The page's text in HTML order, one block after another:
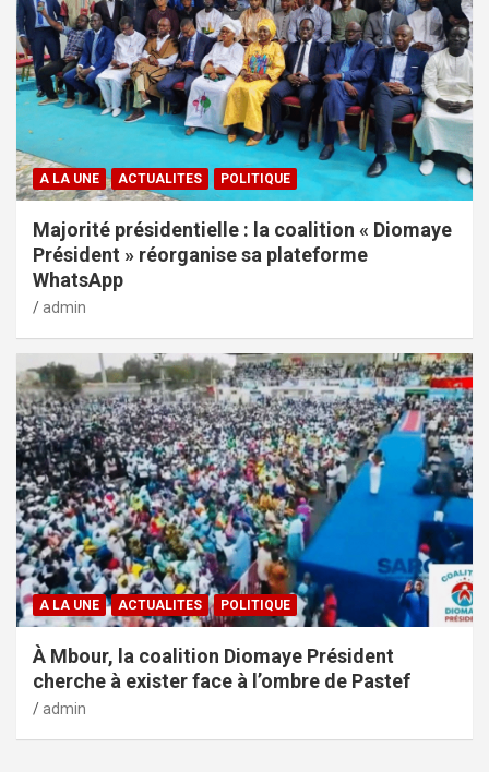
A LA UNE ACTUALITES POLITIQUE
Majorité présidentielle : la coalition « Diomaye
Président » réorganise sa plateforme
WhatsApp
admin
A LA UNE ACTUALITES POLITIQUE
À Mbour, la coalition Diomaye Président
cherche à exister face à l’ombre de Pastef
admin